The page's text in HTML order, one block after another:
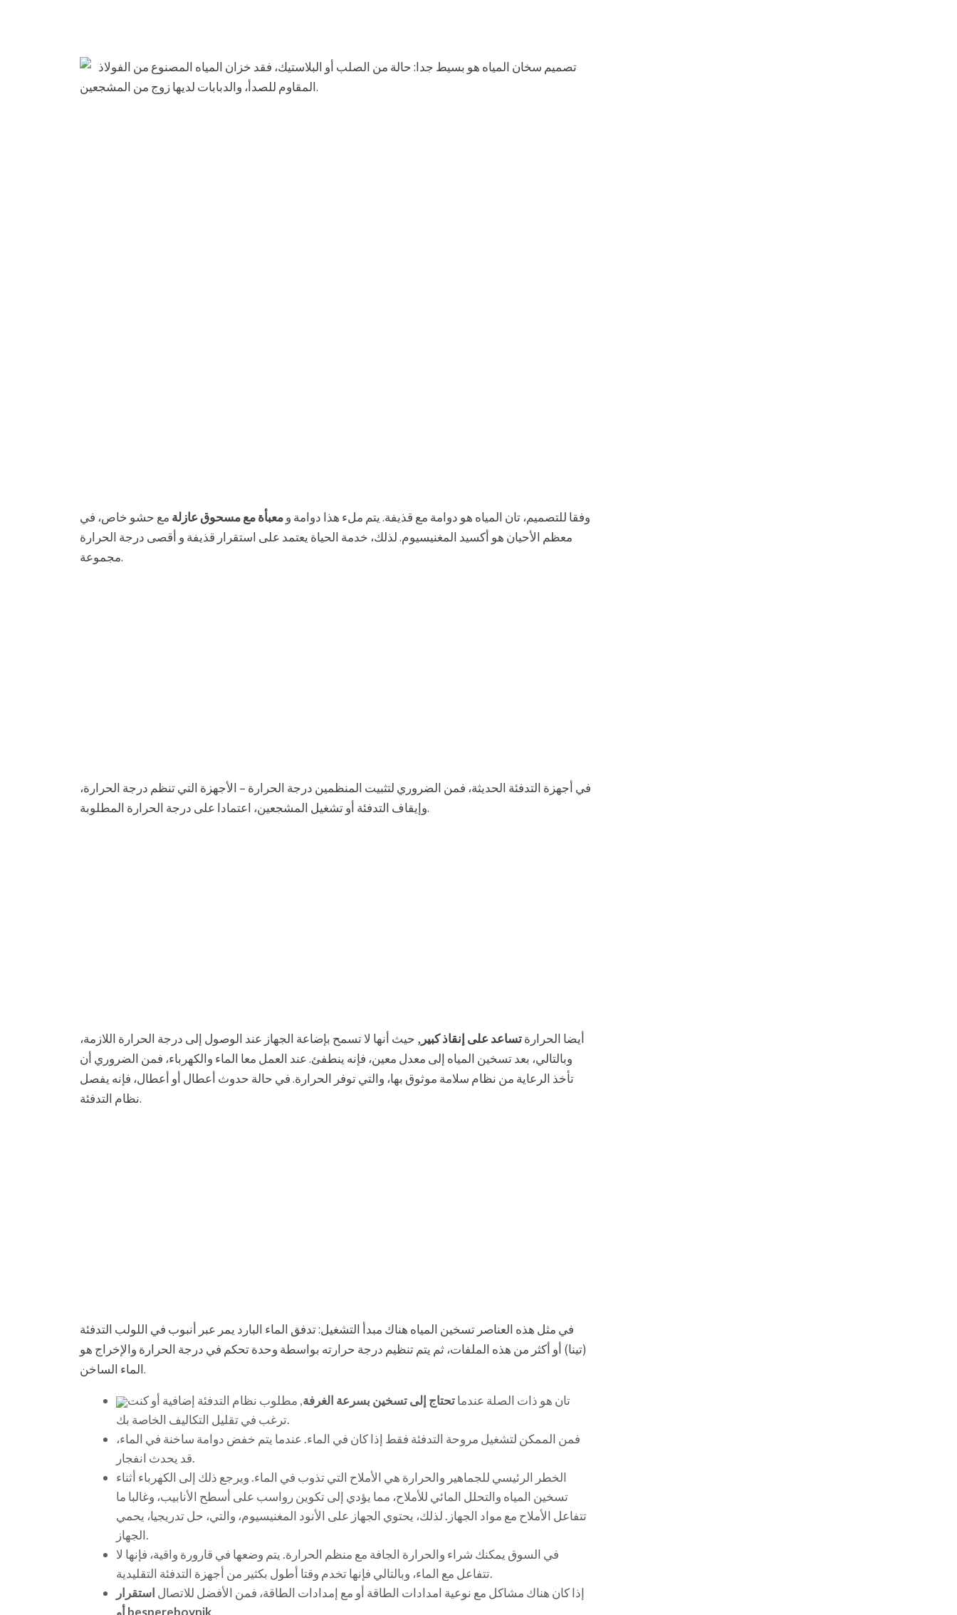
تصميم سخان المياه هو بسيط جدا: حالة من الصلب أو البلاستيك، فقد خزان المياه المصنوع من الفولاذ
المقاوم للصدأ، والدبابات لديها زوج من المشجعين.
وفقا للتصميم، تان المياه هو دوامة مع قذيفة. يتم ملء هذا دوامة ومعبأة مع مسحوق عازلة مع حشو خاص، في
معظم الأحيان هو أكسيد المغنيسيوم. لذلك، خدمة الحياة يعتمد على استقرار قذيفة و أقصى درجة الحرارة
مجموعة.
في أجهزة التدفئة الحديثة، فمن الضروري لتثبيت المنظمين درجة الحرارة – الأجهزة التي تنظم درجة الحرارة،
وإيقاف التدفئة أو تشغيل المشجعين، اعتمادا على درجة الحرارة المطلوبة.
أيضا الحرارةتساعد على إنقاذ كبير , حيث أنها لا تسمح بإضاعة الجهاز عند الوصول إلى درجة الحرارة اللازمة،
وبالتالي، بعد تسخين المياه إلى معدل معين، فإنه ينطفئ. عند العمل معا الماء والكهرباء، فمن الضروري أن
تأخذ الرعاية من نظام سلامة موثوق بها، والتي توفر الحرارة. في حالة حدوث أعطال أو أعطال، فإنه يفصل
نظام التدفئة.
في مثل هذه العناصر تسخين المياه هناك مبدأ التشغيل: تدفق الماء البارد يمر عبر أنبوب في اللولب التدفئة
(تينا) أو أكثر من هذه الملفات، ثم يتم تنظيم درجة حرارته بواسطة وحدة تحكم في درجة الحرارة والإخراج هو
الماء الساخن.
تان هو ذات الصلة عندماتحتاج إلى تسخين بسرعة الغرفة, مطلوب نظام التدفئة إضافية أو كنت
ترغب في تقليل التكاليف الخاصة بك.
فمن الممكن لتشغيل مروحة التدفئة فقط إذا كان في الماء. عندما يتم خفض دوامة ساخنة في الماء،
قد يحدث انفجار.
الخطر الرئيسي للجماهير والحرارة هي الأملاح التي تذوب في الماء. ويرجع ذلك إلى الكهرباء أثناء
تسخين المياه والتحلل المائي للأملاح، مما يؤدي إلى تكوين رواسب على أسطح الأنابيب، وغالبا ما
تتفاعل الأملاح مع مواد الجهاز. لذلك، يحتوي الجهاز على الأنود المغنيسيوم، والتي، حل تدريجيا، يحمي
الجهاز.
في السوق يمكنك شراء والحرارة الجافة مع منظم الحرارة. يتم وضعها في قارورة واقية، فإنها لا
تتفاعل مع الماء، وبالتالي فإنها تخدم وقتا أطول بكثير من أجهزة التدفئة التقليدية.
إذا كان هناك مشاكل مع نوعية امدادات الطاقة أو مع إمدادات الطاقة، فمن الأفضل للاتصال استقرار